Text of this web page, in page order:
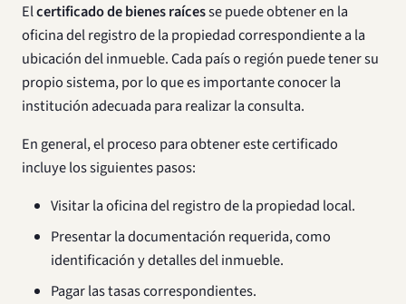
Elcertificado de bienes raícesse puede obtener en la
oficina del registro de la propiedad correspondiente a la
ubicación del inmueble. Cada país o región puede tener su
propio sistema, por lo que es importante conocer la
institución adecuada para realizar la consulta.
En general, el proceso para obtener este certificado
incluye los siguientes pasos:
Visitar la oficina del registro de la propiedad local.
Presentar la documentación requerida, como
identificación y detalles del inmueble.
Pagar las tasas correspondientes.